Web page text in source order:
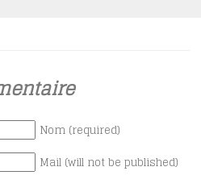
Nom (required)
Mail (will not be published)